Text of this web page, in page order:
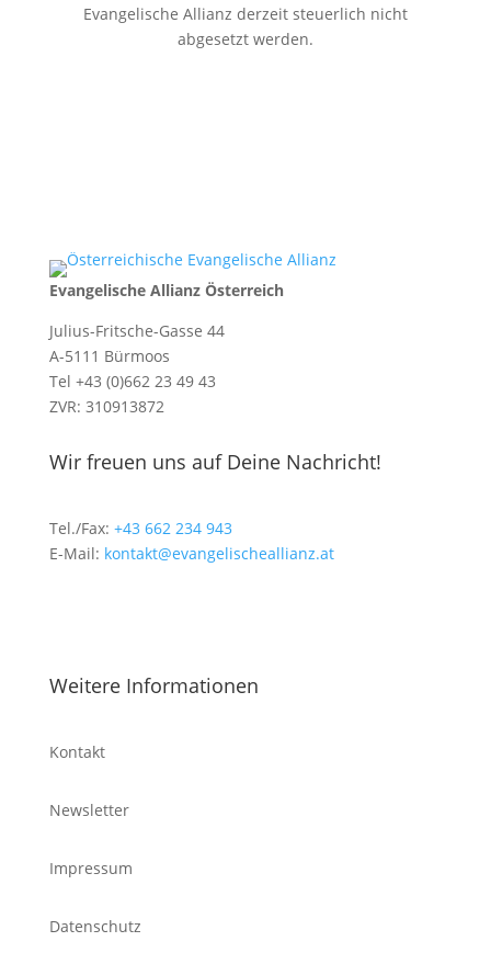
Evangelische Allianz derzeit steuerlich nicht
abgesetzt werden.
Evangelische Allianz Österreich
Julius-Fritsche-Gasse 44
A-5111 Bürmoos
Tel +43 (0)662 23 49 43
ZVR: 310913872
Wir freuen uns auf Deine Nachricht!
Tel./Fax: +43 662 234 943
E-Mail: kontakt@evangelischeallianz.at
Weitere Informationen
Kontakt
Newsletter
Impressum
Datenschutz